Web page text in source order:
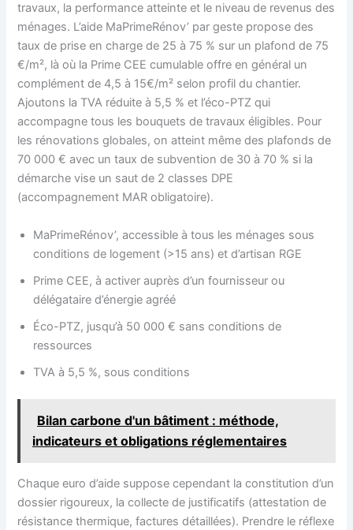
travaux, la performance atteinte et le niveau de revenus des
ménages. L’aide MaPrimeRénov’ par geste propose des
taux de prise en charge de 25 à 75 % sur un plafond de 75
€/m², là où la Prime CEE cumulable offre en général un
complément de 4,5 à 15€/m² selon profil du chantier.
Ajoutons la TVA réduite à 5,5 % et l’éco-PTZ qui
accompagne tous les bouquets de travaux éligibles. Pour
les rénovations globales, on atteint même des plafonds de
70 000 € avec un taux de subvention de 30 à 70 % si la
démarche vise un saut de 2 classes DPE
(accompagnement MAR obligatoire).
MaPrimeRénov’, accessible à tous les ménages sous
conditions de logement (>15 ans) et d’artisan RGE
Prime CEE, à activer auprès d’un fournisseur ou
délégataire d’énergie agréé
Éco-PTZ, jusqu’à 50 000 € sans conditions de
ressources
TVA à 5,5 %, sous conditions
Bilan carbone d'un bâtiment : méthode,
indicateurs et obligations réglementaires
Chaque euro d’aide suppose cependant la constitution d’un
dossier rigoureux, la collecte de justificatifs (attestation de
résistance thermique, factures détaillées). Prendre le réflexe